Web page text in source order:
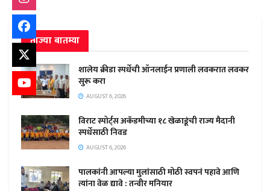
ताज्या बातम्या
शालेय क्रीडा स्पर्धेची ऑनलाईन प्रणाली लवकरात लवकर
सुरू करा
AUGUST 6, 2026
विराट स्पोर्ट्स अकॅडमीच्या १८ खेळाडूंची राज्य मैदानी
स्पर्धेसाठी निवड
AUGUST 6, 2026
पालकांनी आपल्या मुलांसाठी मोठी स्वपनं पहावे आणि
त्यांना वेळ द्यावे : तन्वीर मनियार